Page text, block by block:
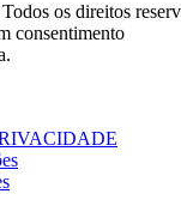
os direitos
consentimento